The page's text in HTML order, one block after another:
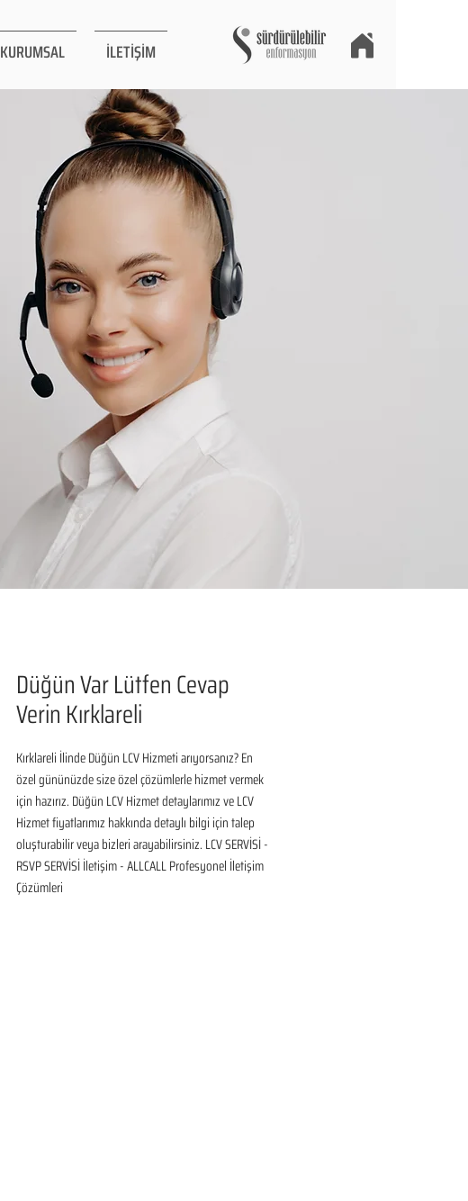
KURUMSAL İLETİŞİM
Düğün Var Lütfen Cevap
Verin Kırklareli
Kırklareli İlinde Düğün LCV Hizmeti arıyorsanız? En
özel gününüzde size özel çözümlerle hizmet vermek
için hazırız. Düğün LCV Hizmet detaylarımız ve LCV
Hizmet fiyatlarımız hakkında detaylı bilgi için talep
oluşturabilir veya bizleri arayabilirsiniz. LCV SERVİSİ -
RSVP SERVİSİ İletişim - ALLCALL Profesyonel İletişim
Çözümleri